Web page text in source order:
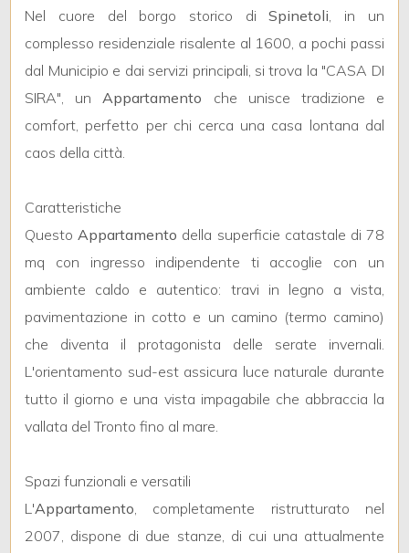
Nel cuore del borgo storico diSpinetoli, in un
complesso residenziale risalente al 1600, a pochi passi
dal Municipio e dai servizi principali, si trova la "CASA DI
SIRA", unAppartamento che unisce tradizione e
comfort, perfetto per chi cerca una casa lontana dal
caos della città.
Caratteristiche
QuestoAppartamento della superficie catastale di 78
mq con ingresso indipendente ti accoglie con un
ambiente caldo e autentico: travi in legno a vista,
pavimentazione in cotto e un camino (termo camino)
che diventa il protagonista delle serate invernali.
L'orientamento sud-est assicura luce naturale durante
tutto il giorno e una vista impagabile che abbraccia la
vallata del Tronto fino al mare.
Spazi funzionali e versatili
L'Appartamento, completamente ristrutturato nel
2007, dispone di due stanze, di cui una attualmente
Locali
minimi
3
4
5
5+
minimi
Qualsiasi